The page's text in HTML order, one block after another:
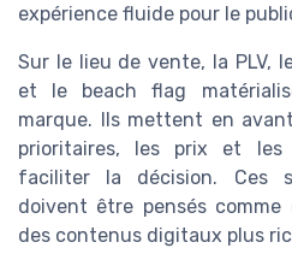
expérience fluide pour le
Sur le lieu de vente, la PLV,
et le beach flag
marque. Ils mettent en
prioritaires, les prix et les
faciliter la décision. Ces
doivent être pensés comme
des contenus digitaux plus